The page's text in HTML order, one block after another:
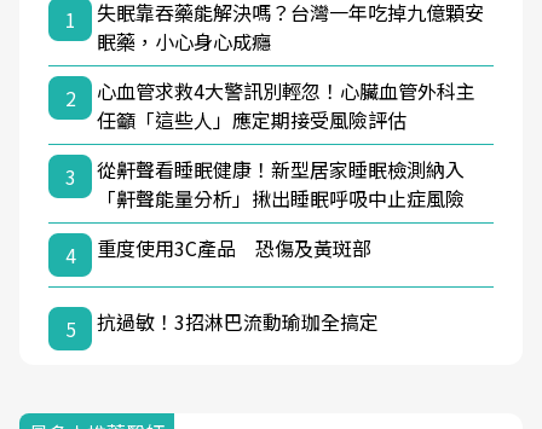
1
失眠靠吞藥能解決嗎？台灣一年吃掉九億顆安
眠藥，小心身心成癮
2
心血管求救4大警訊別輕忽！心臟血管外科主
任籲「這些人」應定期接受風險評估
3
從鼾聲看睡眠健康！新型居家睡眠檢測納入
「鼾聲能量分析」揪出睡眠呼吸中止症風險
4
重度使用3C產品 恐傷及黃斑部
5 抗過敏！3招淋巴流動瑜珈全搞定